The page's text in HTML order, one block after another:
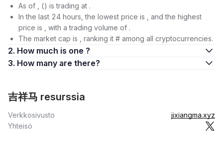
As of , () is trading at .
In the last 24 hours, the lowest price is , and the highest
price is , with a trading volume of .
The market cap is , ranking it # among all cryptocurrencies.
2. How much is one ?
3. How many are there?
吉祥马 resurssia
Verkkosivusto
jixiangma.xyz
Yhteisö